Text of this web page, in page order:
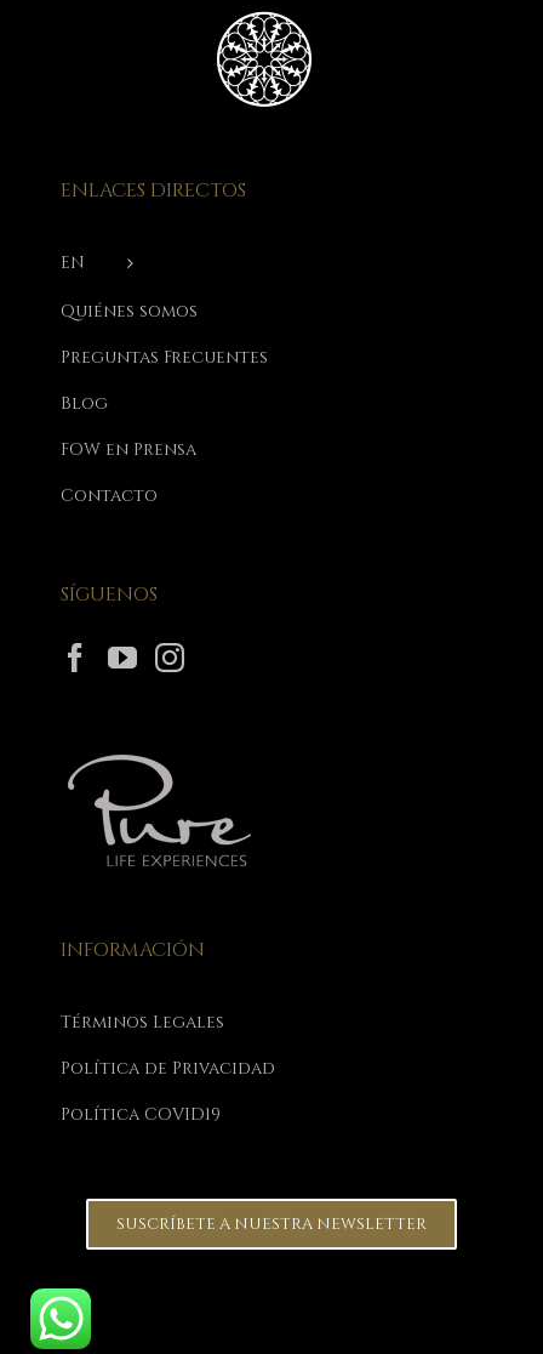
ENLACES DIRECTOS
EN
Quiénes somos
Preguntas Frecuentes
Blog
FOW en Prensa
Contacto
SÍGUENOS
INFORMACIÓN
Términos Legales
Política de Privacidad
Política COVID19
SUSCRÍBETE A NUESTRA NEWSLETTER